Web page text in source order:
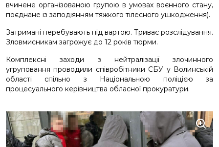
вчинене організованою групою в умовах воєнного стану,
поєднане із заподіянням тяжкого тілесного ушкодження).
Затримані перебувають під вартою. Триває розслідування.
Зловмисникам загрожує до 12 років тюрми.
Комплексні заходи з нейтралізації злочинного
угруповання проводили співробітники СБУ у Волинській
області спільно з Національною поліцією за
процесуального керівництва обласної прокуратури.